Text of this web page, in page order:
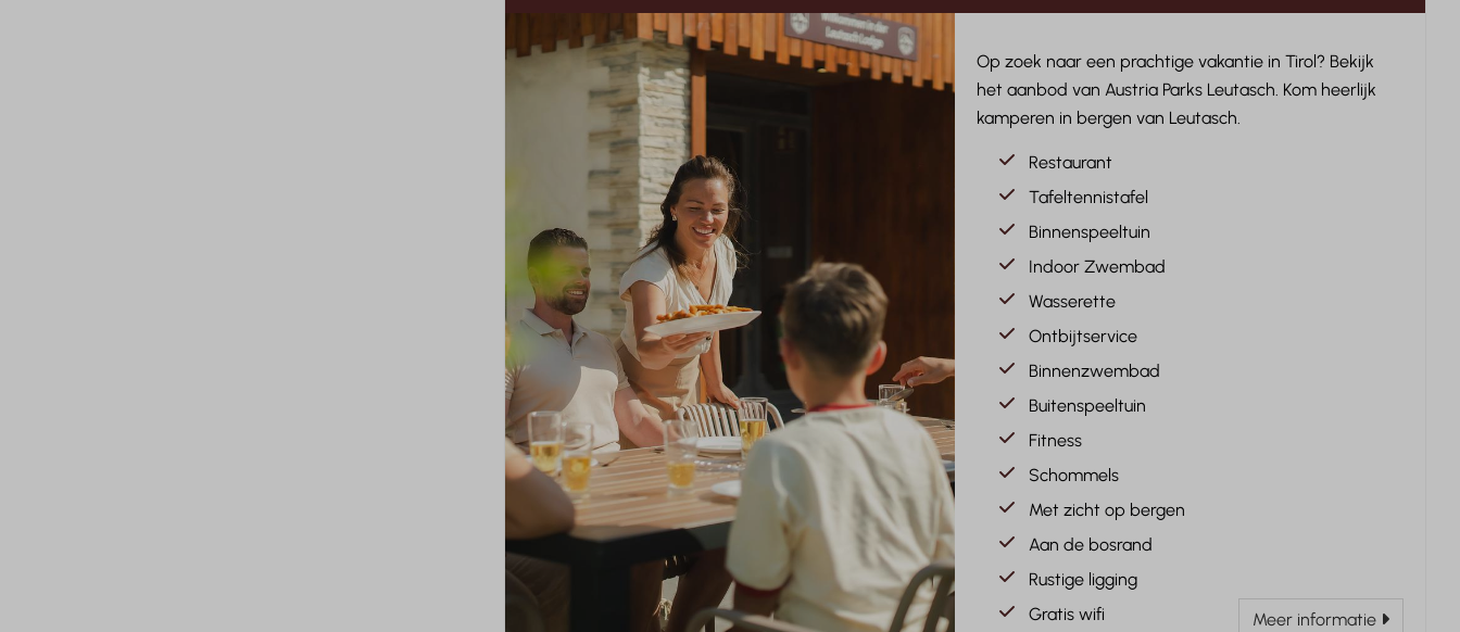
Op zoek naar een prachtige vakantie in Tirol? Bekijk
het aanbod van Austria Parks Leutasch. Kom heerlijk
kamperen in bergen van Leutasch.
Restaurant
Tafeltennistafel
Binnenspeeltuin
Indoor Zwembad
Wasserette
Ontbijtservice
Binnenzwembad
Buitenspeeltuin
Fitness
Schommels
Met zicht op bergen
Aan de bosrand
Rustige ligging
Gratis wifi
Meer informatie